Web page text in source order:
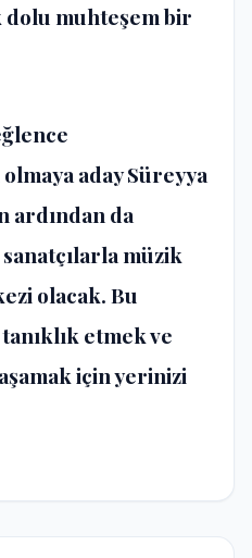
dolu muhteşem bir
aday Süreyya
ardından da
müzik
olacak. Bu
etmek ve
için yerinizi